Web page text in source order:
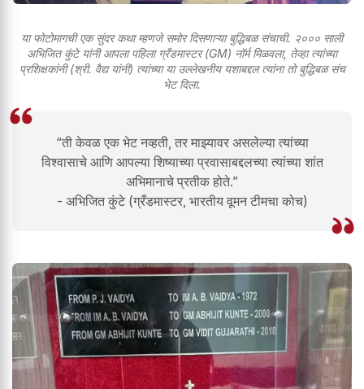
या फोटोमागची एक सुंदर कथा म्हणजे समोर दिसणाऱ्या बुद्धिबळ संचाची. २००० साली
अभिजित कुंटे यांनी आपला पहिला ग्रँडमास्टर (GM) नॉर्म मिळवला, तेव्हा त्यांच्या
प्रशिक्षकांनी (श्री. वैद्य यांनी) त्यांच्या या उल्लेखनीय यशाबद्दल त्यांना तो बुद्धिबळ संच
भेट दिला.
“ती केवळ एक भेट नव्हती, तर माझ्यावर असलेल्या त्यांच्या
विश्वासाचे आणि आपल्या शिष्याच्या प्रवासाबद्दलच्या त्यांच्या शांत
अभिमानाचे प्रतीक होते.”
- अभिजित कुंटे (ग्रँडमास्टर, भारतीय वूमन टीमचा कोच)